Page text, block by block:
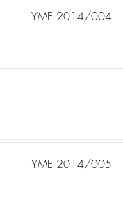
YME 2014/004
YME 2014/005